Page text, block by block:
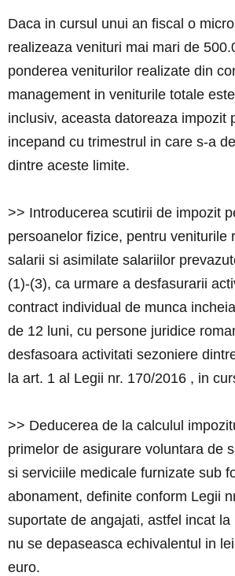
Daca in cursul unui an fiscal o
realizeaza venituri mai mari de
ponderea veniturilor realizate din
management in veniturile totale
inclusiv, aceasta datoreaza impozit
incepand cu trimestrul in care s-a
dintre aceste limite.
>> Introducerea scutirii de impozit
persoanelor fizice, pentru veniturile
salarii si asimilate salariilor
(1)-(3), ca urmare a desfasurarii
contract individual de munca
de 12 luni, cu persone juridice
desfasoara activitati sezoniere
la art. 1 al Legii nr. 170/2016 , in
>> Deducerea de la calculul
primelor de asigurare voluntara de
si serviciile medicale furnizate sub
abonament, definite conform Legii
suportate de angajati, astfel incat
nu se depaseasca echivalentul in
euro.